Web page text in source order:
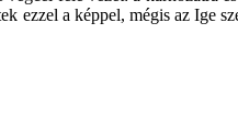
ezzel a képpel, mégis az Ige